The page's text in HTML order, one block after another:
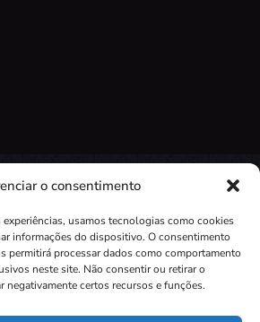
o consentimento
experiências, usamos tecnologias como cookies
informações do dispositivo. O consentimento
permitirá processar dados como comportamento
neste site. Não consentir ou retirar o
negativamente certos recursos e funções.
do seu questionamento.
verdade com expertise profissional.